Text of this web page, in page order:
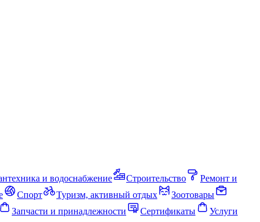
и водоснабжение Строительство
Ремонт и
Спорт Туризм, активный отдых
Зоотовары
Запчасти и принадлежности Сертификаты
Услуги